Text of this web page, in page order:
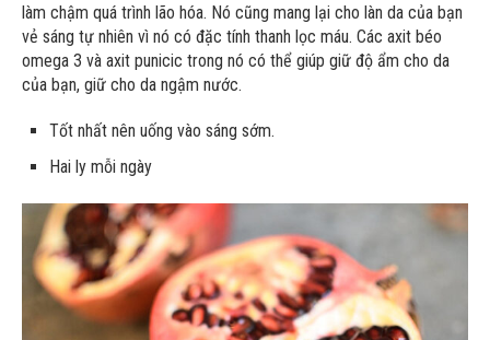
làm chậm quá trình lão hóa. Nó cũng mang lại cho làn da của bạn
vẻ sáng tự nhiên vì nó có đặc tính thanh lọc máu. Các axit béo
omega 3 và axit punicic trong nó có thể giúp giữ độ ẩm cho da
của bạn, giữ cho da ngậm nước.
Tốt nhất nên uống vào sáng sớm.
Hai ly mỗi ngày